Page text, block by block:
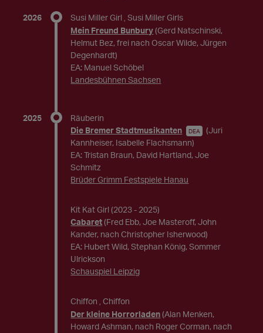
2026 Susi Miller Girl , Susi Miller Girls
Mein Freund Bunbury (Gerd Natschinski,
Helmut Bez, frei nach Oscar Wilde, Jürgen
Degenhardt)
EA: Manuel Schöbel
Landesbühnen Sachsen
2025
Räuberin
Die Bremer Stadtmusikanten
DEA
(Juri
Kannheiser, Isabelle Flachsmann)
EA: Tristan Braun, David Hartland, Joe
Schmitz
Brüder Grimm Festspiele Hanau
Kit Kat Girl (2023 - 2025)
Cabaret (Fred Ebb, Joe Masteroff, John
Kander, nach Christopher Isherwood)
EA: Hubert Wild, Stephan König, Sommer
Ulrickson
Schauspiel Leipzig
Chiffon , Chiffon
Der kleine Horrorladen (Alan Menken,
Howard Ashman, nach Roger Corman, nach